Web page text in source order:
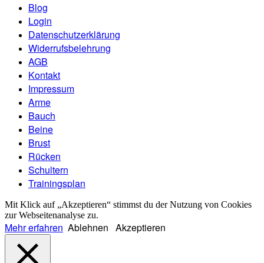
Blog
Login
Datenschutzerklärung
Widerrufsbelehrung
AGB
Kontakt
Impressum
Arme
Bauch
Beine
Brust
Rücken
Schultern
Trainingsplan
Mit Klick auf „Akzeptieren“ stimmst du der Nutzung von Cookies
zur Webseitenanalyse zu.
Mehr erfahren Ablehnen Akzeptieren